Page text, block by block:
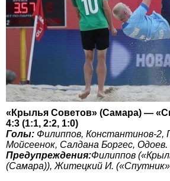
«Крылья Советов» (Самара) —
4:3 (1:1, 2:2, 1:0)
Голы: Филиппов, Константинов-2,
Мойсеенок, Салдана Боргес, Одоев.
Предупреждения:Филиппов
(Самара)), Житецкий И.